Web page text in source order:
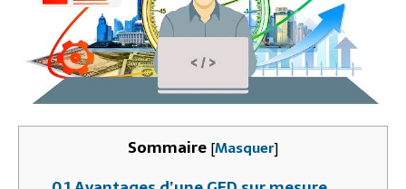
Sommaire [Masquer]